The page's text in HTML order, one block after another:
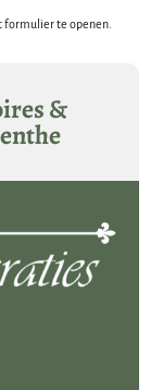
formulier te openen.
&